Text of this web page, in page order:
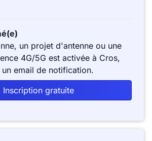
un projet d'antenne ou une
4G/5G est activée à Cros,
email de notification.
Inscription gratuite